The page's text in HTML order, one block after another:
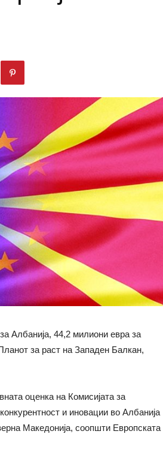
Албанија, 44,2 милиони евра за
за раст на Западен Балкан,
оценка на Комисијата за
и иновации во Албанија
Македонија, соопшти Европската